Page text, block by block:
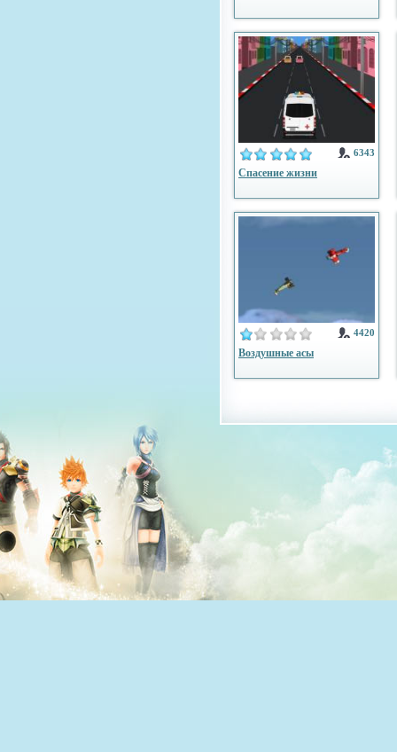
6343
Спасение жизни
4420
Воздушные асы